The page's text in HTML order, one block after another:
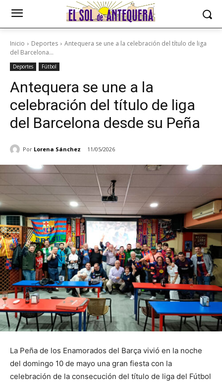
Inicio Deportes
Antequera se une a la celebración del título de liga
del Barcelona...
Deportes Fútbol
Antequera se une a la
celebración del título de liga
del Barcelona desde su Peña
Por Lorena Sánchez 11/05/2026
La Peña de los Enamorados del Barça vivió en la noche
del domingo 10 de mayo una gran fiesta con la
celebración de la consecución del título de liga del Fútbol